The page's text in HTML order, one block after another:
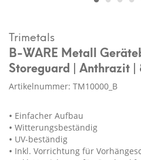
Trimetals
B-WARE Metall
Storeguard | Anthrazit
Artikelnummer: TM10000_B
Einfacher Aufbau
Witterungsbeständig
UV-beständig
Inkl. Vorrichtung für